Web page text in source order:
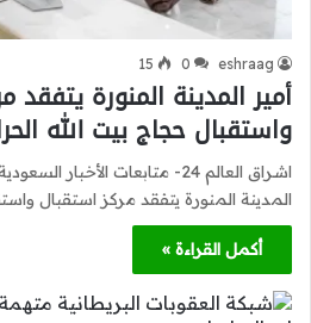
eshraag
0
15
أمير المدينة المنورة يتفقد
واستقبال حجاج بيت الله
اشراق العالم 24- متابعات
المدينة المنورة يتفقد مركز استقبال
أكمل القراءة »